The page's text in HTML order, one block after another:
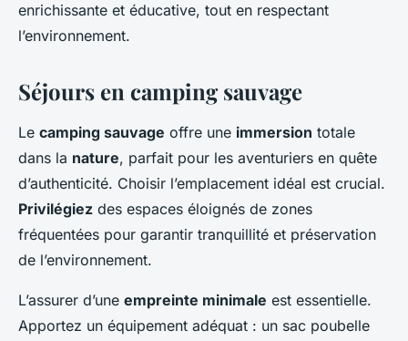
enrichissante et éducative, tout en respectant
l’environnement.
Séjours en camping sauvage
Le camping sauvage offre une immersion totale
dans la nature, parfait pour les aventuriers en quête
d’authenticité. Choisir l’emplacement idéal est crucial.
Privilégiez des espaces éloignés de zones
fréquentées pour garantir tranquillité et préservation
de l’environnement.
L’assurer d’une empreinte minimale est essentielle.
Apportez un équipement adéquat : un sac poubelle